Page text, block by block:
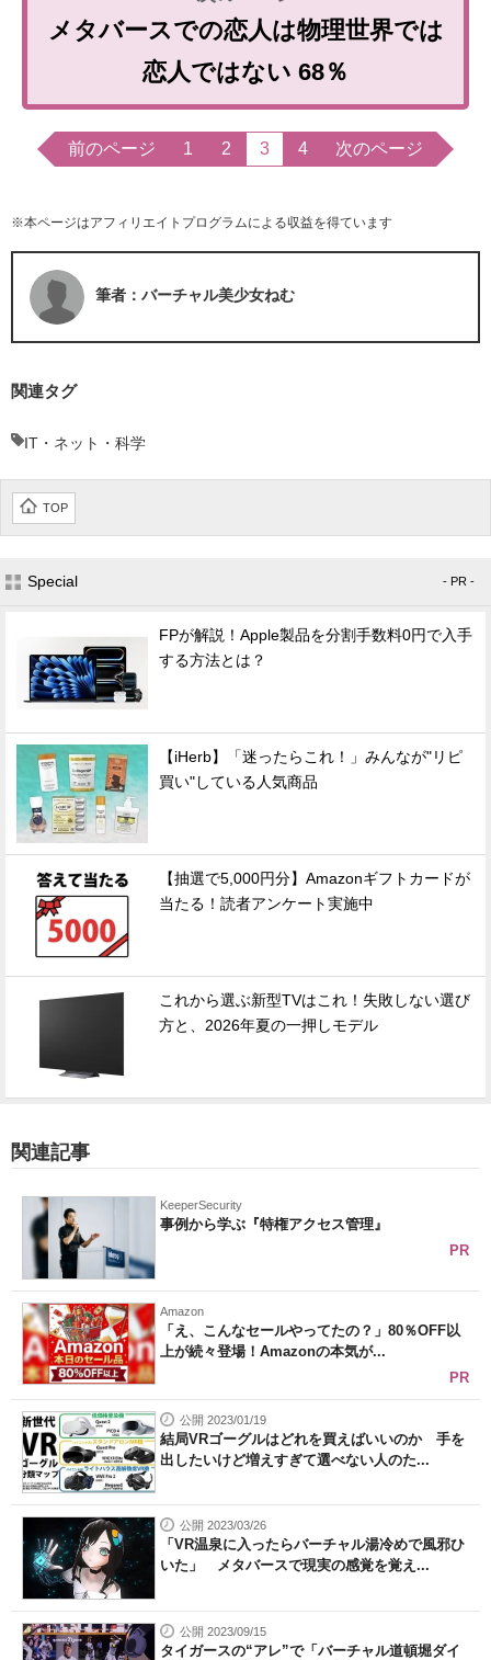
メタバースでの恋人は物理世界では
恋人ではない 68％
前のページ 1 2 3 4 次のページ
※本ページはアフィリエイトプログラムによる収益を得ています
筆者：バーチャル美少女ねむ
関連タグ
IT・ネット・科学
TOP
Special - PR -
FPが解説！Apple製品を分割手数料0円で入手
する方法とは？
【iHerb】「迷ったらこれ！」みんなが"リピ
買い"している人気商品
【抽選で5,000円分】Amazonギフトカードが
当たる！読者アンケート実施中
これから選ぶ新型TVはこれ！失敗しない選び
方と、2026年夏の一押しモデル
関連記事
KeeperSecurity
事例から学ぶ『特権アクセス管理』
PR
Amazon
「え、こんなセールやってたの？」80％OFF以
上が続々登場！Amazonの本気が...
PR
公開 2023/01/19
結局VRゴーグルはどれを買えばいいのか 手を
出したいけど増えすぎて選べない人のた...
公開 2023/03/26
「VR温泉に入ったらバーチャル湯冷めで風邪ひ
いた」 メタバースで現実の感覚を覚え...
公開 2023/09/15
タイガースの“アレ”で「バーチャル道頓堀ダイ